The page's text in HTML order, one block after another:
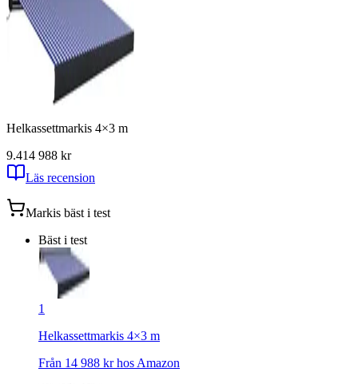
Helkassettmarkis 4×3 m
9.414 988 kr
Läs recension
Markis bäst i test
Bäst i test
1
Helkassettmarkis 4×3 m
Från 14 988 kr hos Amazon